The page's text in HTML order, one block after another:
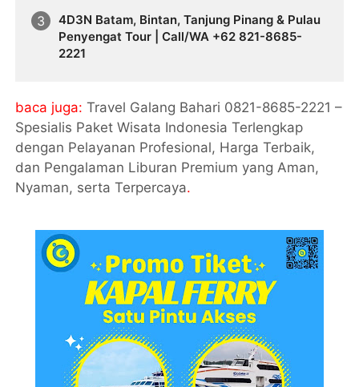
4D3N Batam, Bintan, Tanjung Pinang & Pulau
Penyengat Tour | Call/WA +62 821-8685-
2221
baca juga:Travel Galang Bahari 0821-8685-2221 –
Spesialis Paket Wisata Indonesia Terlengkap
dengan Pelayanan Profesional, Harga Terbaik,
dan Pengalaman Liburan Premium yang Aman,
Nyaman, serta Terpercaya.